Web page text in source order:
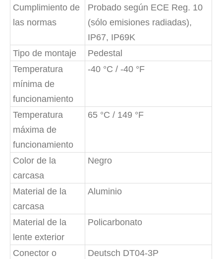
Cumplimiento de
las normas
Probado según ECE Reg. 10
(sólo emisiones radiadas),
IP67, IP69K
Tipo de montaje
Pedestal
Temperatura
mínima de
funcionamiento
-40 °C / -40 °F
Temperatura
máxima de
funcionamiento
65 °C / 149 °F
Color de la
carcasa
Negro
Material de la
carcasa
Aluminio
Material de la
lente exterior
Policarbonato
Conector o
Deutsch DT04-3P